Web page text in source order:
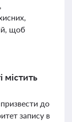
щоб
містить
до
запису в